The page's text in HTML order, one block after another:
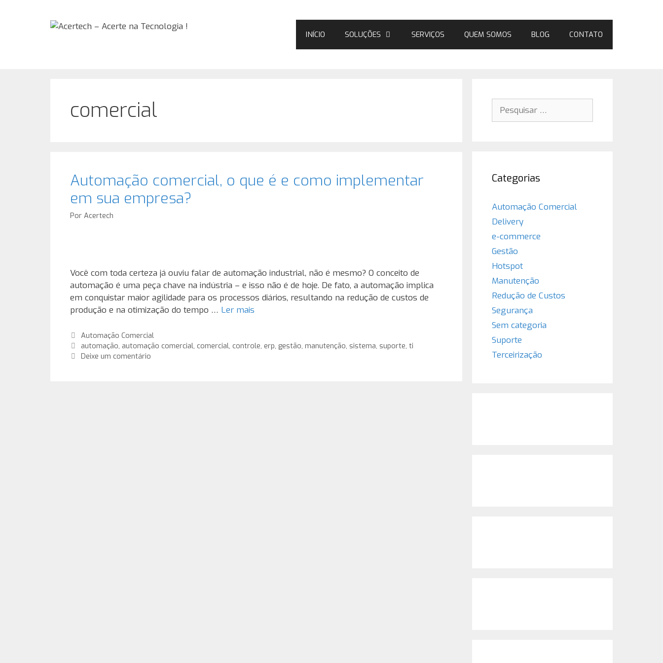
INÍCIO SOLUÇÕES SERVIÇOS QUEM SOMOS BLOG CONTATO
comercial
Automação comercial, o que é e como implementar
em sua empresa?
Por Acertech
Você com toda certeza já ouviu falar de automação industrial, não é mesmo? O conceito de
automação é uma peça chave na indústria – e isso não é de hoje. De fato, a automação implica
em conquistar maior agilidade para os processos diários, resultando na redução de custos de
produção e na otimização do tempo … Ler mais
Categorias
Automação Comercial
Tags
automação, automação comercial, comercial, controle, erp, gestão, manutenção, sistema, suporte, ti
Deixe um comentário
Pesquisar
por:
Categorias
Automação Comercial
Delivery
e-commerce
Gestão
Hotspot
Manutenção
Redução de Custos
Segurança
Sem categoria
Suporte
Terceirização